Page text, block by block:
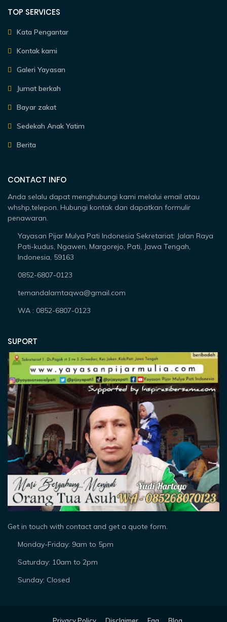
TOP SERVICES
Kata Pengantar
Kontak kami
Galeri Yayasan
Jumat berkah
Bayar zakat
Sedekah Anak Yatim
Berita
CONTACT INFO
Anda selalu dapat menghubungi kami melalui email atau
whshp,telepon. Hubungi kontak dan dapatkan formulir
penawaran.
Yayasan Pijar Mulya Pati Indonesia Sekretariat: Jalan Raya
Pati-kudus, Ngawen, Margorejo, Pati, Jawa Tengah,
Indonesia, 59163
0852-6807-0123
temandalamtaqwa@gmail.com
WA : 0852-6807-0123
SUPORT
Get in touch with contact and get a quote form.
Monday-Friday: 9am to 5pm
Saturday: 10am to 2pm
Sunday: Closed